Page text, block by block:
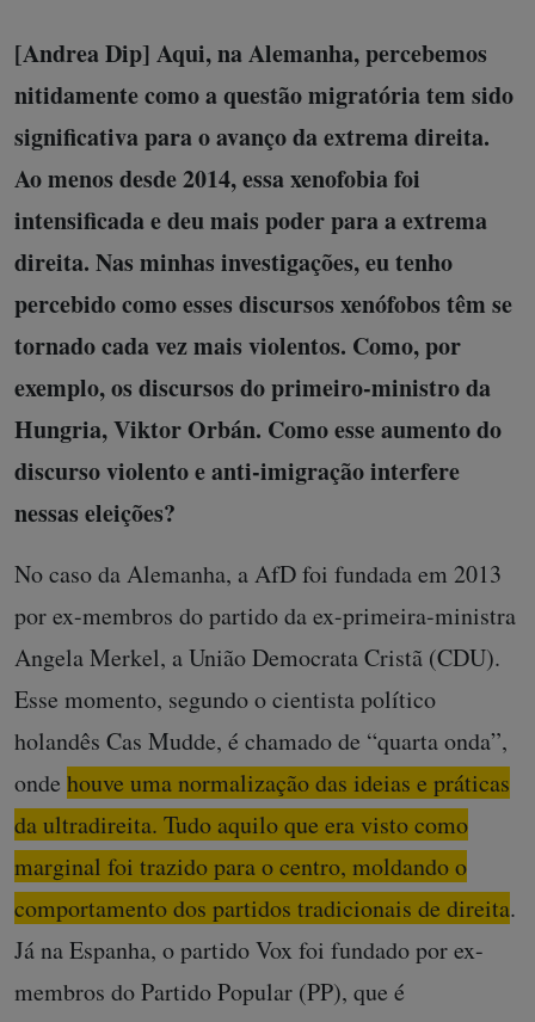
[Andrea Dip] Aqui, na Alemanha, percebemos
nitidamente como a questão migratória tem sido
significativa para o avanço da extrema direita.
Ao menos desde 2014, essa xenofobia foi
intensificada e deu mais poder para a extrema
direita. Nas minhas investigações, eu tenho
percebido como esses discursos xenófobos têm se
tornado cada vez mais violentos. Como, por
exemplo, os discursos do primeiro-ministro da
Hungria, Viktor Orbán. Como esse aumento do
discurso violento e anti-imigração interfere
nessas eleições?
No caso da Alemanha, a AfD foi fundada em 2013
por ex-membros do partido da ex-primeira-ministra
Angela Merkel, a União Democrata Cristã (CDU).
Esse momento, segundo o cientista político
holandês Cas Mudde, é chamado de “quarta onda”,
onde houve uma normalização das ideias e práticas
da ultradireita. Tudo aquilo que era visto como
marginal foi trazido para o centro, moldando o
comportamento dos partidos tradicionais de direita.
Já na Espanha, o partido Vox foi fundado por ex-
membros do Partido Popular (PP), que é